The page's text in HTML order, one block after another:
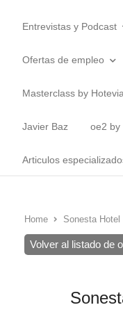
Entrevistas y Podcast
Ofertas de empleo
Masterclass by Hotevia
Javier Baz oe2 by
Articulos
Home Sonesta
Volver al listado de